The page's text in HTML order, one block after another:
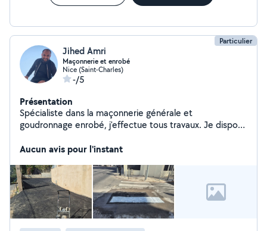
Particulier
Jihed Amri
Maçonnerie et enrobé
Nice (Saint-Charles)
-/5
Présentation
Spécialiste dans la maçonnerie générale et
goudronnage enrobé, j'effectue tous travaux. Je dispose
Aucun avis pour l'instant